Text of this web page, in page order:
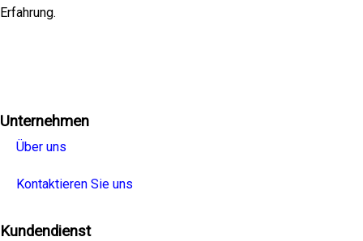
Erfahrung.
Unternehmen
Über uns
Kontaktieren Sie uns
Kundendienst